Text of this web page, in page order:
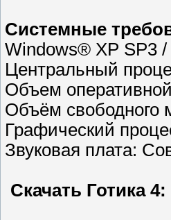
Системные
Windows® XP SP3
Центральный
Объем
Объём свободного
Графический
Звуковая плата:
Скачать Готика